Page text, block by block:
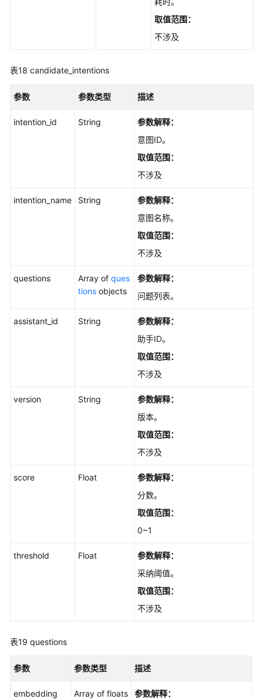
取值范围：
不涉及
表18 candidate_intentions
参数 参数类型 描述
intention_id String
参数解释：
意图ID。
取值范围：
不涉及
intention_name String
参数解释：
意图名称。
取值范围：
不涉及
questions Array of ques
tions objects
参数解释：
问题列表。
assistant_id String
参数解释：
助手ID。
取值范围：
不涉及
version String
参数解释：
版本。
取值范围：
不涉及
score Float
参数解释：
分数。
取值范围：
0~1
threshold Float
参数解释：
采纳阈值。
取值范围：
不涉及
表19 questions
参数 参数类型 描述
embedding Array of floats
参数解释：